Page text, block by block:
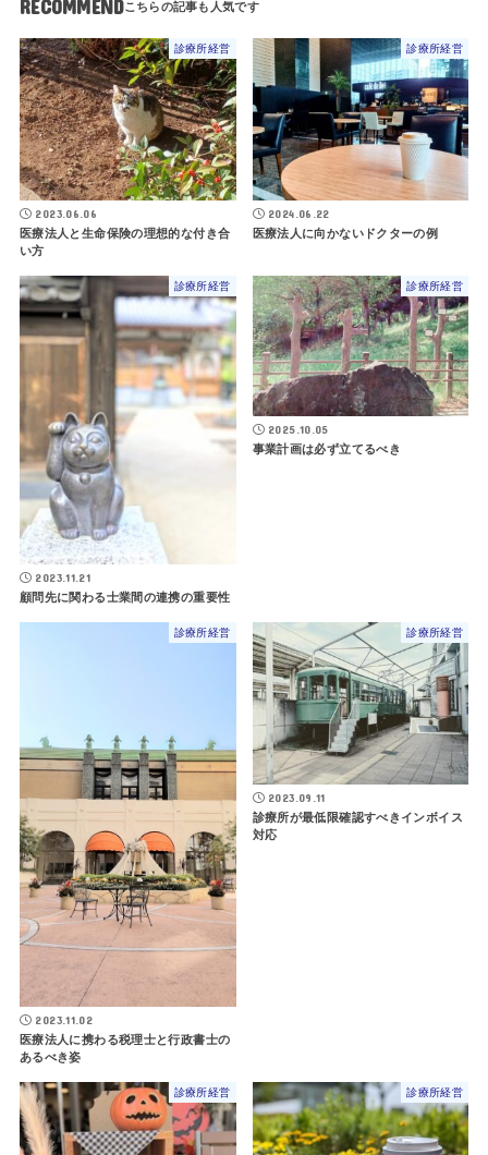
RECOMMEND
診療所経営
2023.06.06
医療法人と生命保険の理想的な付き合
い方
診療所経営
2024.06.22
医療法人に向かないドクターの例
診療所経営
2023.11.21
顧問先に関わる士業間の連携の重要性
診療所経営
2025.10.05
事業計画は必ず立てるべき
診療所経営
2023.11.02
医療法人に携わる税理士と行政書士の
あるべき姿
診療所経営
2023.09.11
診療所が最低限確認すべきインボイス
対応
診療所経営 診療所経営